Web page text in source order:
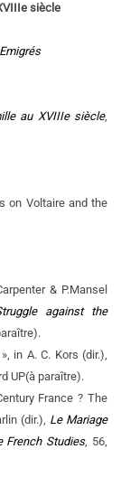
siècle
au XVIIIe siècle,
on Voltaire and the
& P.Mansel
against the
in A. C. Kors (dir.),
UP(à paraître).
France ? The
(dir.), Le Mariage
French Studies, 56,